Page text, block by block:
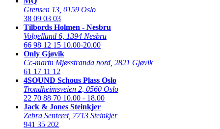
Grensen 13 0159 Oslo
38 09 03 03
Tilbords Holmen - Nesbru
Volgellund 6 1394 Nesbru
66 98 12 15 10.00-20.00
Only Gjøvik
Cc-martn Mjøsstranda nord 2821 Gjøvik
61 17 11 12
4SOUND Schous Plass Oslo
Trondheimsveien 2 0560 Oslo
22 70 88 70 10.00 - 18.00
Jack & Jones Steinkjer
Zebra Senteret, 7713 Steinkjer
941 35 202